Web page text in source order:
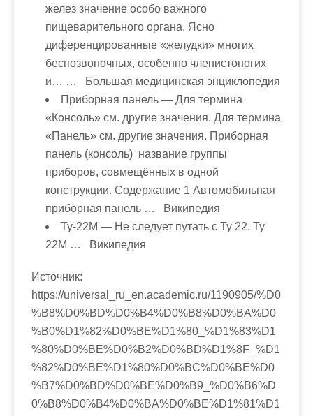
желез значение особо важного
пищеварительного органа. Ясно
диференцированные «желудки» многих
беспозвоночных, особенно членистоногих
и… … Большая медицинская энциклопедия
Приборная панель — Для термина
«Консоль» см. другие значения. Для термина
«Панель» см. другие значения. Приборная
панель (консоль) название группы
приборов, совмещённых в одной
конструкции. Содержание 1 Автомобильная
приборная панель … Википедия
Ту-22М — Не следует путать с Ту 22. Ту
22М … Википедия
Источник:
https://universal_ru_en.academic.ru/1190905/%D0
%B8%D0%BD%D0%B4%D0%B8%D0%BA%D0
%B0%D1%82%D0%BE%D1%80_%D1%83%D1
%80%D0%BE%D0%B2%D0%BD%D1%8F_%D1
%82%D0%BE%D1%80%D0%BC%D0%BE%D0
%B7%D0%BD%D0%BE%D0%B9_%D0%B6%D
0%B8%D0%B4%D0%BA%D0%BE%D1%81%D1